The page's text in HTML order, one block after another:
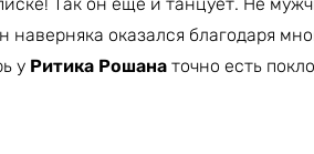
наверняка оказался благодаря
у Ритика Рошана точно есть